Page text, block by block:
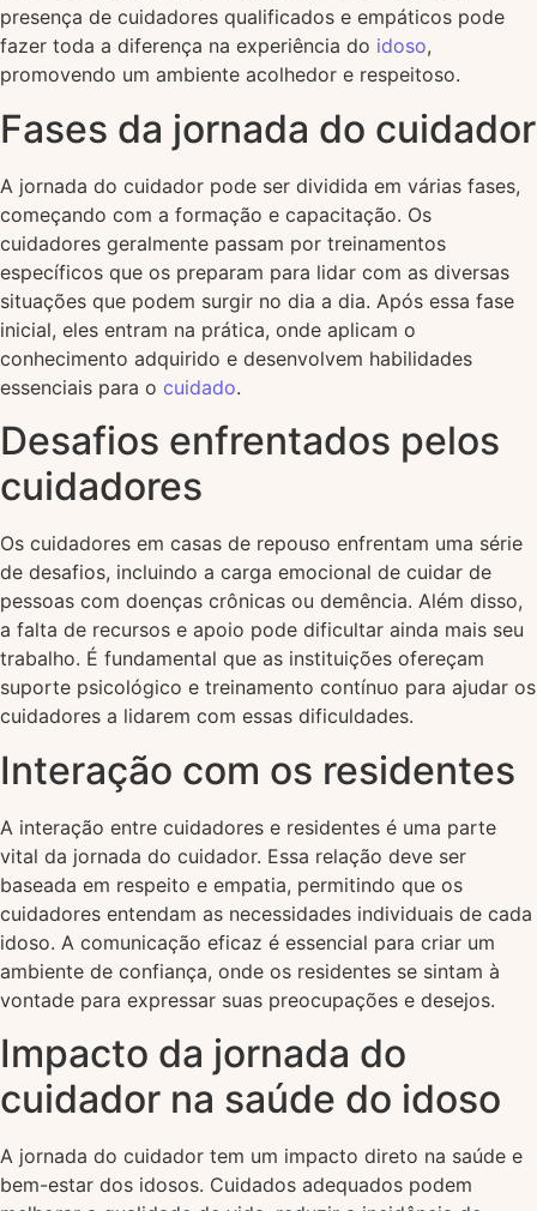
presença de cuidadores qualificados e empáticos pode
fazer toda a diferença na experiência do idoso,
promovendo um ambiente acolhedor e respeitoso.
Fases da jornada do cuidador
A jornada do cuidador pode ser dividida em várias fases,
começando com a formação e capacitação. Os
cuidadores geralmente passam por treinamentos
específicos que os preparam para lidar com as diversas
situações que podem surgir no dia a dia. Após essa fase
inicial, eles entram na prática, onde aplicam o
conhecimento adquirido e desenvolvem habilidades
essenciais para o cuidado.
Desafios enfrentados pelos
cuidadores
Os cuidadores em casas de repouso enfrentam uma série
de desafios, incluindo a carga emocional de cuidar de
pessoas com doenças crônicas ou demência. Além disso,
a falta de recursos e apoio pode dificultar ainda mais seu
trabalho. É fundamental que as instituições ofereçam
suporte psicológico e treinamento contínuo para ajudar os
cuidadores a lidarem com essas dificuldades.
Interação com os residentes
A interação entre cuidadores e residentes é uma parte
vital da jornada do cuidador. Essa relação deve ser
baseada em respeito e empatia, permitindo que os
cuidadores entendam as necessidades individuais de cada
idoso. A comunicação eficaz é essencial para criar um
ambiente de confiança, onde os residentes se sintam à
vontade para expressar suas preocupações e desejos.
Impacto da jornada do
cuidador na saúde do idoso
A jornada do cuidador tem um impacto direto na saúde e
bem-estar dos idosos. Cuidados adequados podem